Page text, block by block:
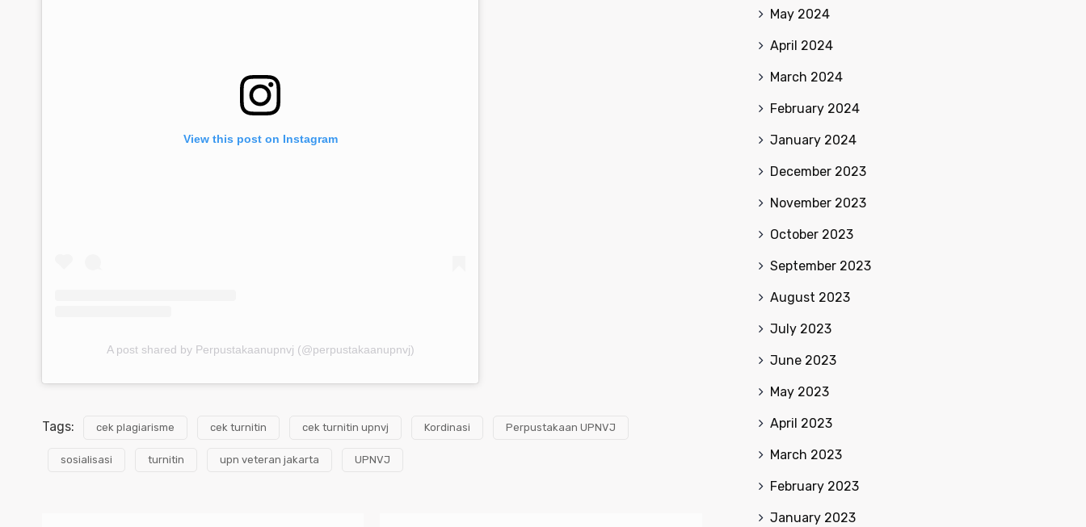
View this post on Instagram
A post shared by Perpustakaanupnvj (@perpustakaanupnvj)
Tags: cek plagiarisme cek turnitin cek turnitin upnvj Kordinasi Perpustakaan UPNVJ
sosialisasi turnitin upn veteran jakarta UPNVJ
May 2024
April 2024
March 2024
February 2024
January 2024
December 2023
November 2023
October 2023
September 2023
August 2023
July 2023
June 2023
May 2023
April 2023
March 2023
February 2023
January 2023